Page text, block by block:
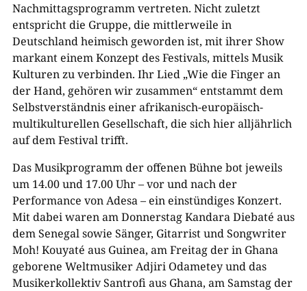
Nachmittagsprogramm vertreten. Nicht zuletzt
entspricht die Gruppe, die mittlerweile in
Deutschland heimisch geworden ist, mit ihrer Show
markant einem Konzept des Festivals, mittels Musik
Kulturen zu verbinden. Ihr Lied „Wie die Finger an
der Hand, gehören wir zusammen“ entstammt dem
Selbstverständnis einer afrikanisch-europäisch-
multikulturellen Gesellschaft, die sich hier alljährlich
auf dem Festival trifft.
Das Musikprogramm der offenen Bühne bot jeweils
um 14.00 und 17.00 Uhr – vor und nach der
Performance von Adesa – ein einstündiges Konzert.
Mit dabei waren am Donnerstag Kandara Diebaté aus
dem Senegal sowie Sänger, Gitarrist und Songwriter
Moh! Kouyaté aus Guinea, am Freitag der in Ghana
geborene Weltmusiker Adjiri Odametey und das
Musikerkollektiv Santrofi aus Ghana, am Samstag der